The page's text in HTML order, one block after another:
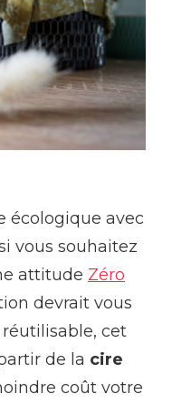
écologique avec
vous souhaitez
attitude Zéro
devrait vous
réutilisable, cet
de la cire
coût votre